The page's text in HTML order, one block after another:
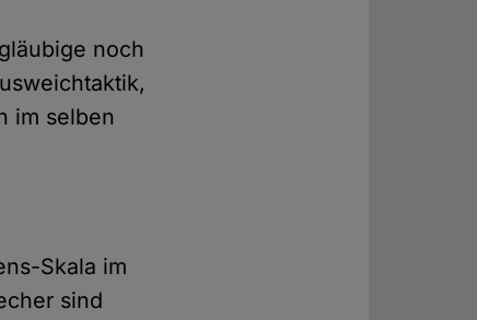
noch
im selben
Skala im
sind